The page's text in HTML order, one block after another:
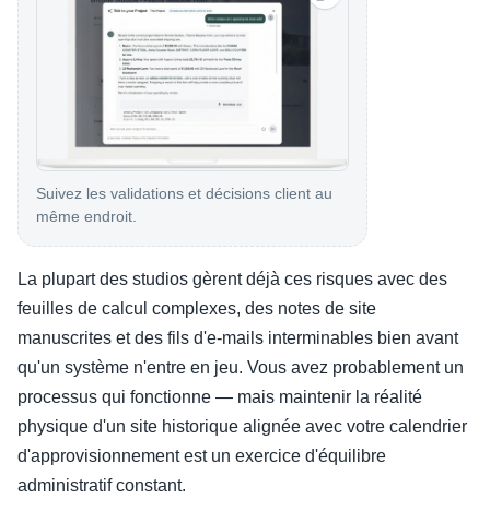
Suivez les validations et décisions client au
même endroit.
La plupart des studios gèrent déjà ces risques avec des
feuilles de calcul complexes, des notes de site
manuscrites et des fils d'e-mails interminables bien avant
qu'un système n'entre en jeu. Vous avez probablement un
processus qui fonctionne — mais maintenir la réalité
physique d'un site historique alignée avec votre calendrier
d'approvisionnement est un exercice d'équilibre
administratif constant.